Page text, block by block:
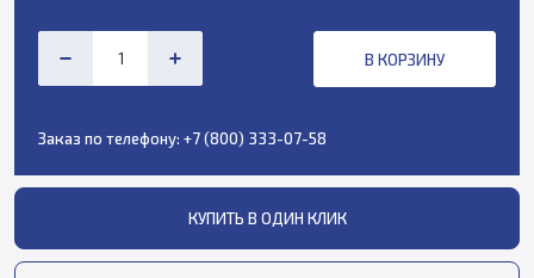
В КОРЗИНУ
Заказ по телефону: +7 (800) 333-07-58
КУПИТЬ В ОДИН КЛИК